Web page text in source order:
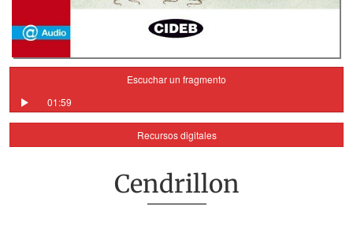
Escuchar un fragmento
01:59
Recursos digitales
Cendrillon